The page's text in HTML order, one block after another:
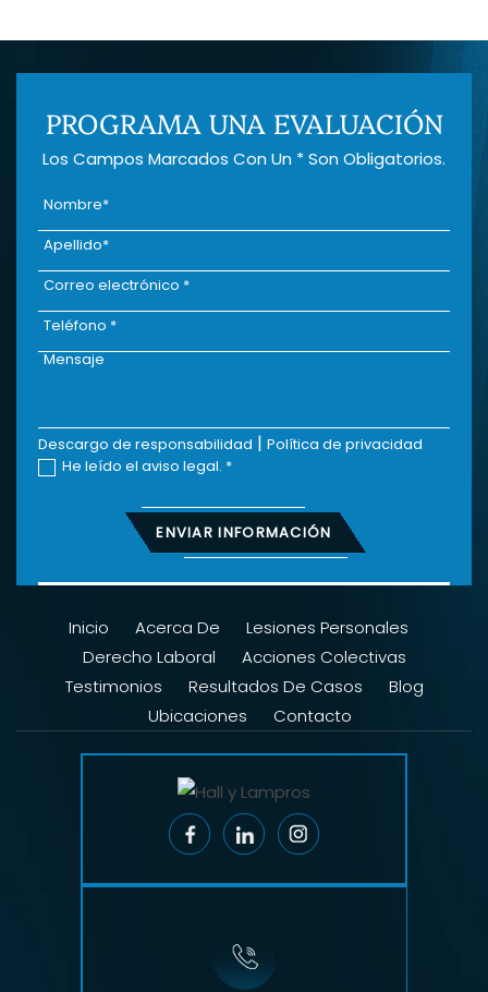
PROGRAMA UNA EVALUACIÓN
Los Campos Marcados Con Un * Son Obligatorios.
Descargo de responsabilidad | Política de privacidad
He leído el aviso legal. *
Inicio Acerca De
Lesiones Personales
Derecho Laboral
Acciones Colectivas
Testimonios
Resultados De Casos
Blog
Ubicaciones
Contacto